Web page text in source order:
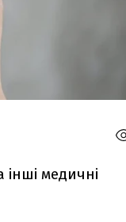
медичні